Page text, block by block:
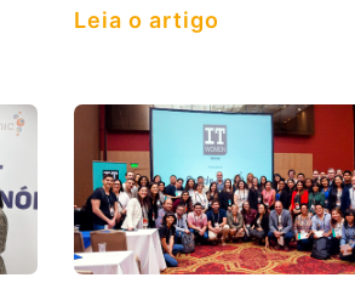
Leia o artigo